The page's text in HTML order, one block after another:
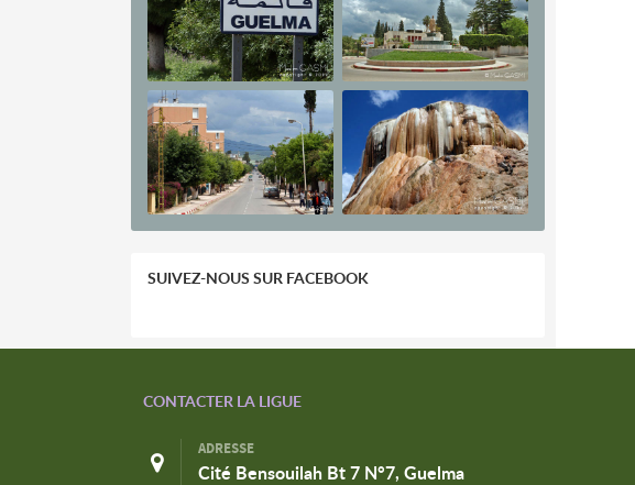
SUIVEZ-NOUS SUR FACEBOOK
CONTACTER LA LIGUE
ADRESSE
Cité Bensouilah Bt 7 N°7, Guelma